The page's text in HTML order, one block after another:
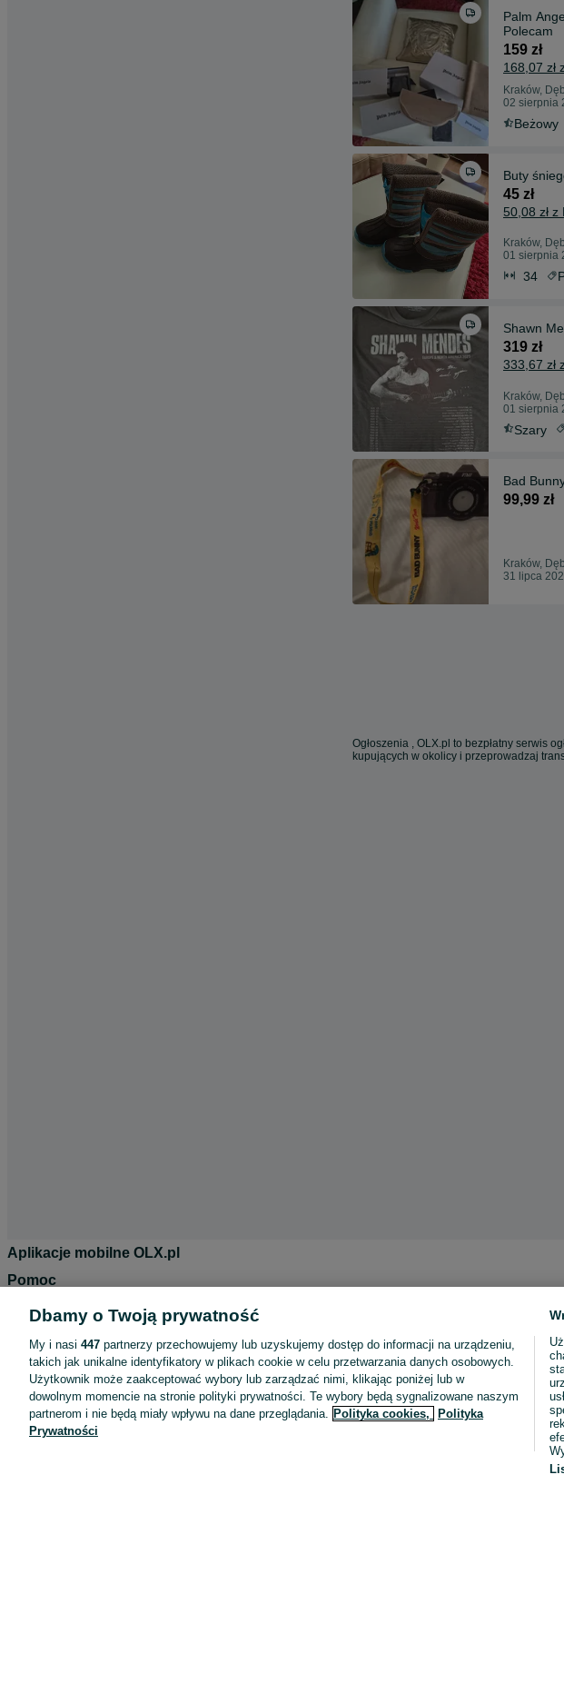
Palm
Polecam
159 zł
168,07 zł
Kraków,
02 sierpnia
Beżowy
Buty
45 zł
50,08 zł
Kraków,
01 sierpnia
34
Shawn
319 zł
333,67 zł
Kraków,
01 sierpnia
Szary
Bad
99,99 zł
Kraków,
31 lipca
Ogłoszenia , OLX.pl to bezpłatny serwis
kupujących w okolicy i przeprowadzaj
Aplikacje mobilne OLX.pl
Pomoc
Wyróżnione ogłoszenia
Blog
Regulamin
Polityka prywatności
Dbamy o Twoją prywatność
My i nasi 447 partnerzy przechowujemy lub uzyskujemy dostęp do informacji na urządzeniu,
takich jak unikalne identyfikatory w plikach cookie w celu przetwarzania danych osobowych.
Użytkownik może zaakceptować wybory lub zarządzać nimi, klikając poniżej lub w
dowolnym momencie na stronie polityki prywatności. Te wybory będą sygnalizowane naszym
partnerom i nie będą miały wpływu na dane przeglądania. Polityka cookies,
Polityka
Prywatności